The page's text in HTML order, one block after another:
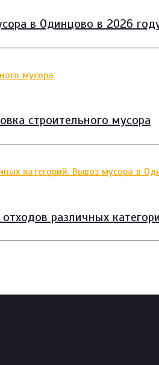
в Одинцово в 2026
строительного мусора
различных